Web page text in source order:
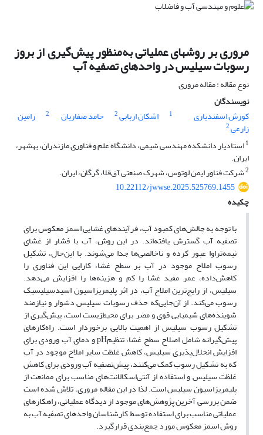
مروری بر روش‎های عملیاتی به منظور پیشگیری از بروز
رسوبات سیلیس در واحدهای تصفیه آب
نوع مقاله : مقاله مروری
نویسندگان
کورش اسفندیاری
1 اشکان اربابی2 حامد صفاریان 2 رامین
زارعی2
1استادیار دانشکده مهندسی شیمی، دانشگاه علم و فناوری مازندران، بهشهر،
ایران.
2شرکت فناور ایمن لوتوس، شهرک صنعتی آق‌قلا، گرگان، ایران.
10.22112/jwwse.2025.525769.1455
چکیده
با توجه به چالشهای کمبود آب، فرآیندهای غشایی اسمز معکوس برای
تصفیه آب گسترش یافتهاند. در این روش، آب با فشار از غشای
نیمهتراوا عبور کرده و ناخالصیها جدا میشوند. با اینحال، تشکیل
رسوب املاح موجود در آب بر سطح غشا، کارایی این فناوری را
کاهشداده، عمر مفید غشا را کم و هزینهها را افزایش میدهد.
سیلیس، از رایجترین املاح آب، در اثر پلیمریزاسیون اسیدسیلیسیک
رسوب میکند. از آنجاییکه حذف رسوبات سیلیس دشوار و نیازمند
شویندههای شیمیایی قوی و مضر برای محیطزیست است، پیشگیری از
تشکیل رسوب سیلیس از اهمیت بالایی برخوردار است. راهکارهای
پیشگیرانه شامل اصلاح سطح غشا، تنظیمpHو دمای آب ورودی برای
افزایش انحلالپذیری سیلیس، کاهش غلظت سایر املاح موجود در آب
که به تشکیل رسوب کمک میکنند، پیشتصفیه آب ورودی برای کاهش
غلظت سیلیس و استفاده از آنتیاسکالانتهای مناسب برای ممانعت از
پلیمریزاسیون سیلیس است. لذا در این مقاله مروری، تلاش شده است
ضمن بررسی آخرین پژوهشهای موجود از دیدگاه عملیاتی، راهکارهای
عملیاتی مناسب برای استفاده توسط کارشناسان واحدهای تصفیه آب به
روش اسمز معکوس مورد جمعبندی قرارگیرد.